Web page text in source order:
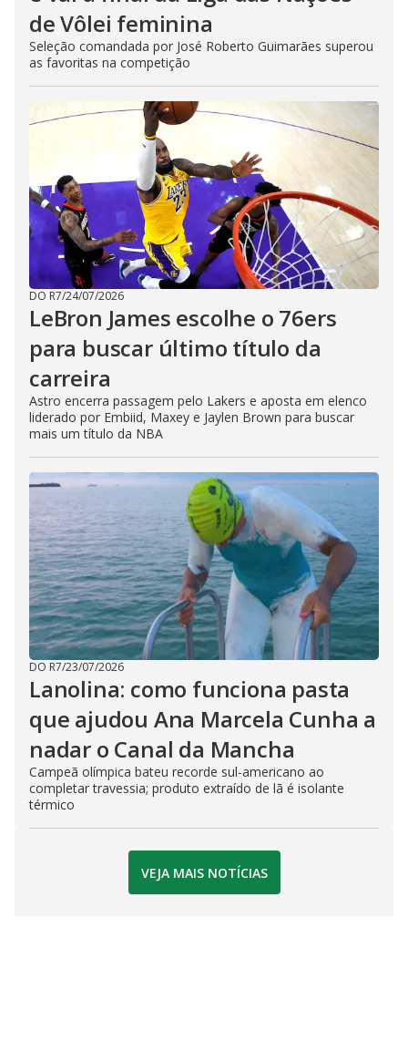
de Vôlei feminina
Seleção comandada por José Roberto Guimarães superou
as favoritas na competição
DO R7/24/07/2026
LeBron James escolhe o 76ers
para buscar último título da
carreira
Astro encerra passagem pelo Lakers e aposta em elenco
liderado por Embiid, Maxey e Jaylen Brown para buscar
mais um título da NBA
DO R7/23/07/2026
Lanolina: como funciona pasta
que ajudou Ana Marcela Cunha a
nadar o Canal da Mancha
Campeã olímpica bateu recorde sul-americano ao
completar travessia; produto extraído de lã é isolante
térmico
VEJA MAIS NOTÍCIAS